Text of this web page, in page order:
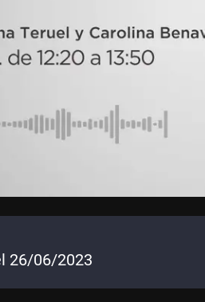
26/06/2023